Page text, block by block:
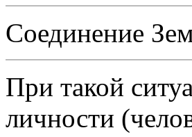
Соединение
При такой
личности